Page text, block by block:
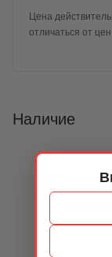
Цена
отличаться от
Наличие